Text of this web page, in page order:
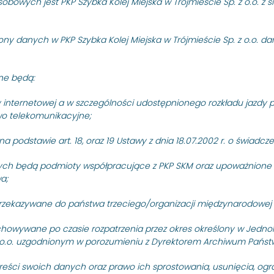
danych w PKP Szybka Kolej Miejska w Trójmieście Sp. z o.o.
będą:
a w szczególności udostępnionego rozkładu jazdy
telekomunikacyjne;
art. 18, oraz 19 Ustawy z dnia 18.07.2002 r. o
będą podmioty współpracujące z PKP SKM oraz
do państwa trzeciego/organizacji międzynarodowej
po czasie rozpatrzenia przez okres określony w
uzgodnionym w porozumieniu z Dyrektorem Archiwum
swoich danych oraz prawo ich sprostowania, usunięcia,
obejmujące dwa…
jest usługa wynajmu
infrastruktury
14 grudnia 2022
Przetarg nieograniczony
przygotowania
zadania), znak sprawy:
PKP SZYBKA KOLEJ MIEJSKA
nieograniczony na
Czytaj dalej
pn.: „Kontrola
i urządzeń srk
PRZETARGI
Przetarg nieograniczony
zespołach trakcyjnych